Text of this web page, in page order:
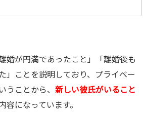
婚が円満であったこと」「離婚後も
」ことを説明しており、プライベー
うことから、 新しい彼氏がいること
容になっています。